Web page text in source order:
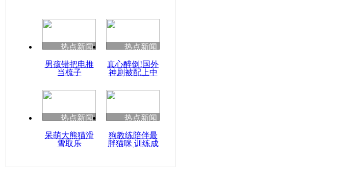
热点新闻
男孩错把电推
当梳子
热点新闻
真心醉倒!国外
神剧被配上中
热点新闻
呆萌大熊猫滑
雪取乐
热点新闻
狗教练陪伴最
胖猫咪 训练成